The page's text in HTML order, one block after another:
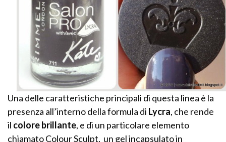
Una delle caratteristiche principali di questa linea è la
presenza all’interno della formula di Lycra, che rende
il colore brillante, e di un particolare elemento
chiamato Colour Sculpt, un gel incapsulato in